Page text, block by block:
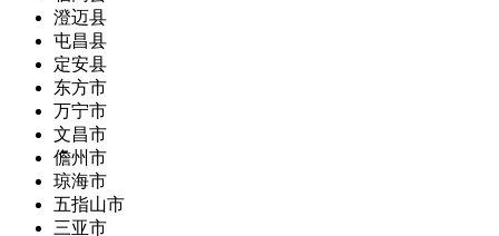
澄迈县
屯昌县
定安县
东方市
万宁市
文昌市
儋州市
琼海市
五指山市
三亚市